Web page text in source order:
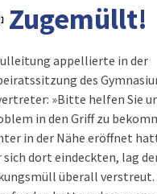
Zugemüllt!
appellierte in der
des
»Bitte helfen Sie
in den Griff zu
in der Nähe eröffnet
sich dort eindeckten, lag
überall verstreut.